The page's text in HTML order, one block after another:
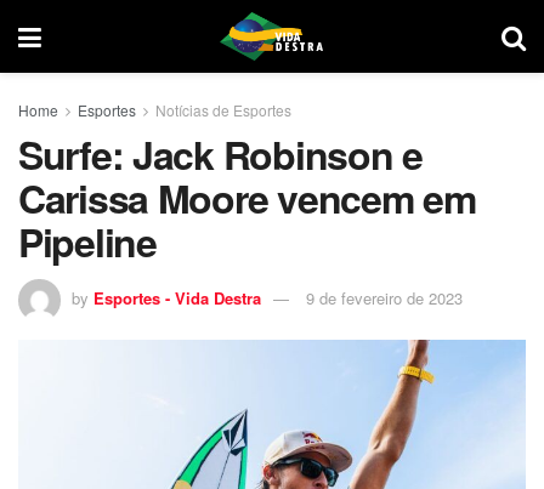
Home Esportes Notícias de Esportes
Surfe: Jack Robinson e
Carissa Moore vencem em
Pipeline
by Esportes - Vida Destra 9 de fevereiro de 2023